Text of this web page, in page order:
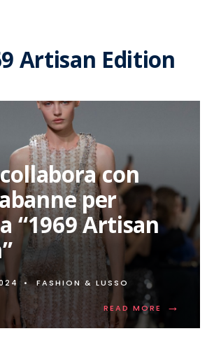
Artisan Edition
con
per
“1969 Artisan
• FASHION & LUSSO
READ MORE →
READ